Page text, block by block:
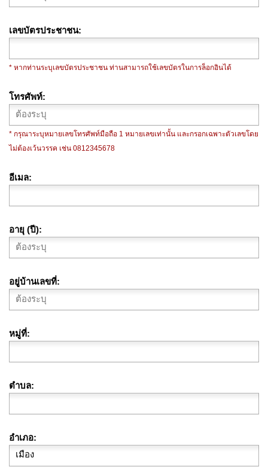
เลขบัตรประชาชน
* หากท่านระบุเลขบัตรประชาชน ท่านสามารถใช้เลขบัตรในการล็อกอินได้
โทรศัพท์
* กรุณาระบุหมายเลขโทรศัพท์มือถือ 1 หมายเลขเท่านั้น และกรอกเฉพาะตัวเลขโดย
ไม่ต้องเว้นวรรค เช่น 0812345678
อีเมล
อายุ (ปี)
อยู่บ้านเลขที่
หมู่ที่
ตำบล
อำเภอ